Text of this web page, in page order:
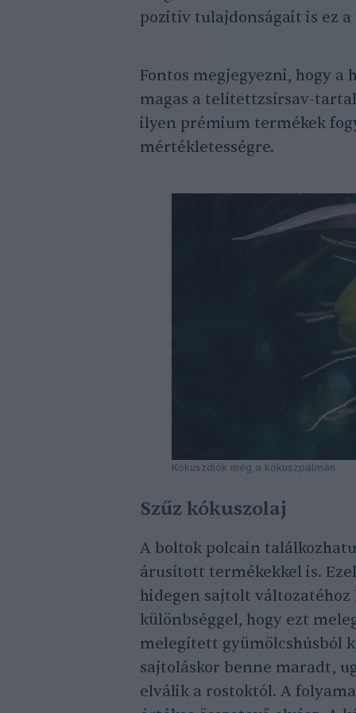
pozitív tulajdonságait is ez
Fontos megjegyezni, hogy
magas a telítettzsírsav-
ilyen prémium termékek
mértékletességre.
Kókuszdiók még a kókuszpálmán
Szűz kókuszolaj
A boltok polcain
árusított termékekkel is.
hidegen sajtolt
különbséggel, hogy ezt
melegített gyümölcshúsból
sajtoláskor benne maradt,
elválik a rostoktól. A